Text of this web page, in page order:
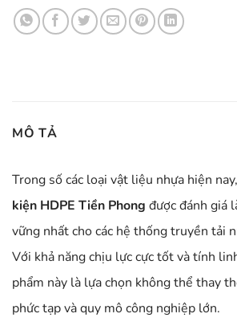
MÔ TẢ
Trong số các loại vật liệu nhựa hiện nay,
kiện HDPE Tiền Phong được đánh giá
vững nhất cho các hệ thống truyền tải
Với khả năng chịu lực cực tốt và tính
phẩm này là lựa chọn không thể thay
phức tạp và quy mô công nghiệp lớn.